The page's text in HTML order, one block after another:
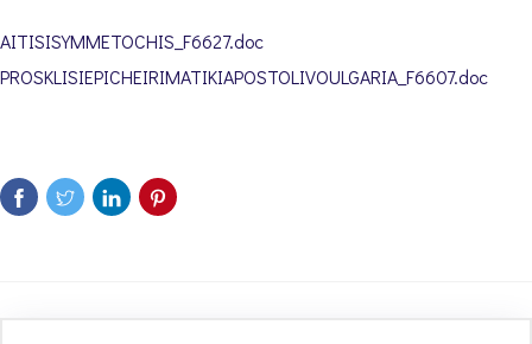
AITISISYMMETOCHIS_F6627.doc
PROSKLISIEPICHEIRIMATIKIAPOSTOLIVOULGARIA_F6607.doc